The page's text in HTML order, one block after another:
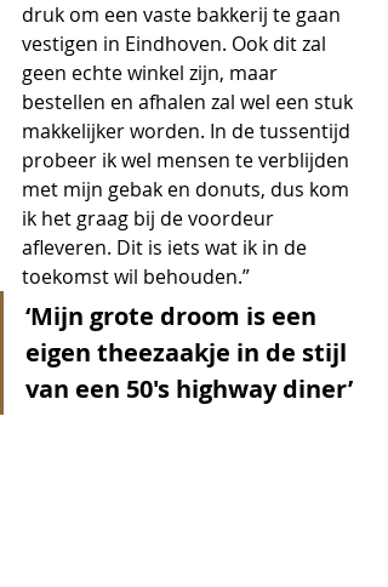
druk om een vaste bakkerij te gaan
vestigen in Eindhoven. Ook dit zal
geen echte winkel zijn, maar
bestellen en afhalen zal wel een stuk
makkelijker worden. In de tussentijd
probeer ik wel mensen te verblijden
met mijn gebak en donuts, dus kom
ik het graag bij de voordeur
afleveren. Dit is iets wat ik in de
toekomst wil behouden.”
‘Mijn grote droom is een
eigen theezaakje in de stijl
van een 50's highway diner’